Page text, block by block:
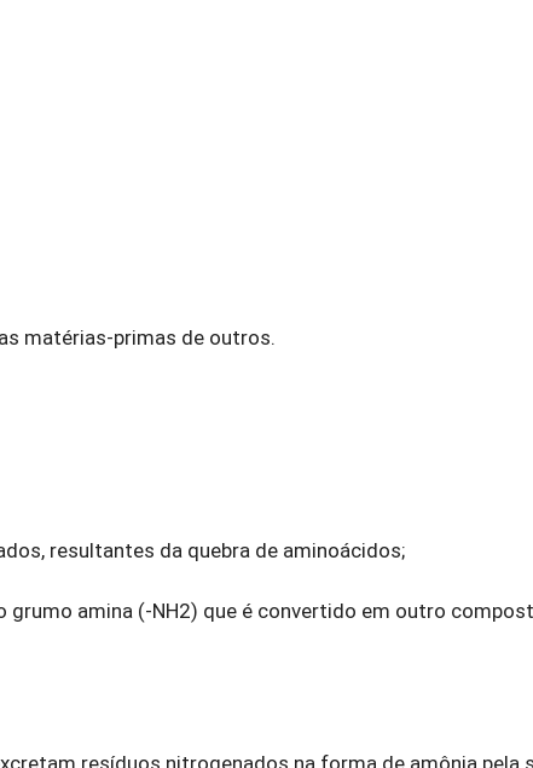
matérias-primas de outros.
resultantes da quebra de aminoácidos;
grumo amina (-NH2) que é convertido em outro